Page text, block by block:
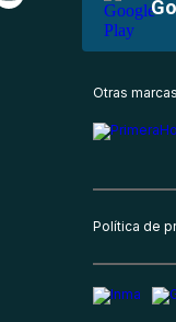
Otras
Política de